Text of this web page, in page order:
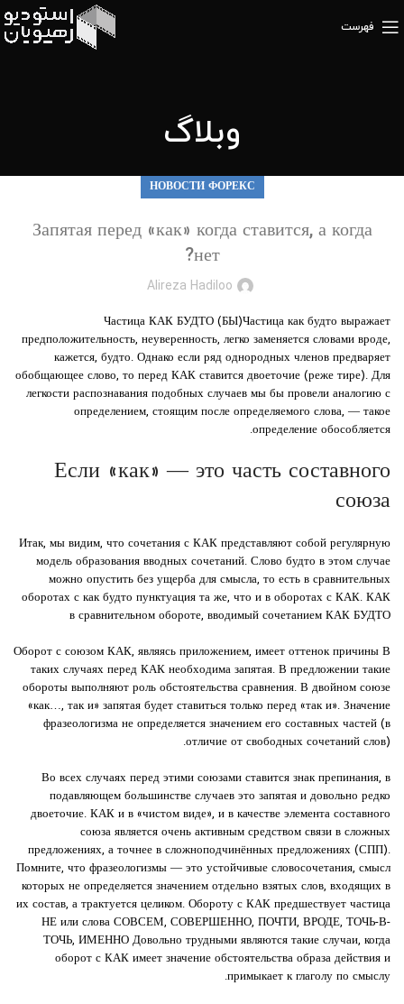
فهرست
وبلاگ
НОВОСТИ ФОРЕКС
Запятая перед «как» когда ставится, а когда
нет?
Alireza Hadiloo
Частица КАК БУДТО (БЫ)Частица как будто выражает
предположительность, неуверенность, легко заменяется словами вроде,
кажется, будто. Однако если ряд однородных членов предваряет
обобщающее слово, то перед КАК ставится двоеточие (реже тире). Для
легкости распознавания подобных случаев мы бы провели аналогию с
определением, стоящим после определяемого слова, — такое
определение обособляется.
Если «как» — это часть составного
союза
Итак, мы видим, что сочетания с КАК представляют собой регулярную
модель образования вводных сочетаний. Слово будто в этом случае
можно опустить без ущерба для смысла, то есть в сравнительных
оборотах с как будто пунктуация та же, что и в оборотах с КАК. КАК
в сравнительном обороте, вводимый сочетанием КАК БУДТО
Оборот с союзом КАК, являясь приложением, имеет оттенок причины В
таких случаях перед КАК необходима запятая. В предложении такие
обороты выполняют роль обстоятельства сравнения. В двойном союзе
«как…, так и» запятая будет ставиться только перед «так и». Значение
фразеологизма не определяется значением его составных частей (в
отличие от свободных сочетаний слов).
Во всех случаях перед этими союзами ставится знак препинания, в
подавляющем большинстве случаев это запятая и довольно редко
двоеточие. КАК и в «чистом виде», и в качестве элемента составного
союза является очень активным средством связи в сложных
предложениях, а точнее в сложноподчинённых предложениях (СПП).
Помните, что фразеологизмы — это устойчивые словосочетания, смысл
которых не определяется значением отдельно взятых слов, входящих в
их состав, а трактуется целиком. Обороту с КАК предшествует частица
НЕ или слова СОВСЕМ, СОВЕРШЕННО, ПОЧТИ, ВРОДЕ, ТОЧЬ-В-
ТОЧЬ, ИМЕННО Довольно трудными являются такие случаи, когда
оборот с КАК имеет значение обстоятельства образа действия и
примыкает к глаголу по смыслу.